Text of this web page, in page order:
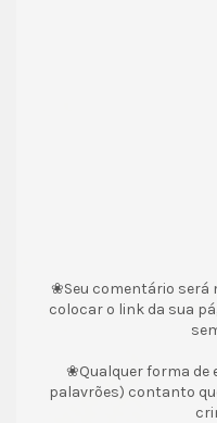
❀Seu comentário será
colocar o link da sua
❀Qualquer forma de
palavrões) contanto